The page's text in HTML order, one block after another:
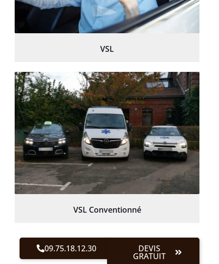
VSL
VSL Conventionné
09.75.18.12.30 DEVIS
GRATUIT